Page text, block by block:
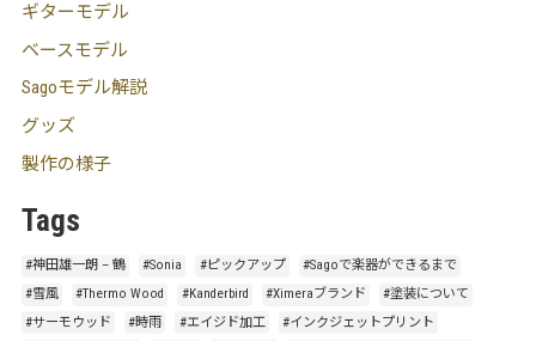
ギターモデル
ベースモデル
Sagoモデル解説
グッズ
製作の様子
Tags
#神田雄一朗 – 鶴 #Sonia #ピックアップ
#Sagoで楽器ができるまで
#雪風
#Thermo Wood #Kanderbird #Ximeraブランド
#塗装について
#サーモウッド
#時雨 #エイジド加工
#インクジェットプリント